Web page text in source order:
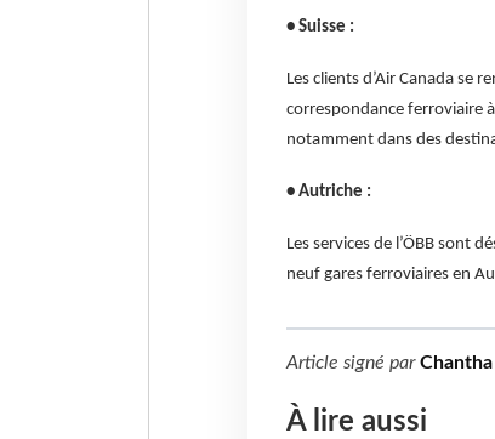
• Suisse :
Les clients d’Air Canada se
correspondance ferroviaire
notamment dans des
• Autriche :
Les services de l’ÖBB sont
neuf gares ferroviaires en
Article signé par
À lire aussi